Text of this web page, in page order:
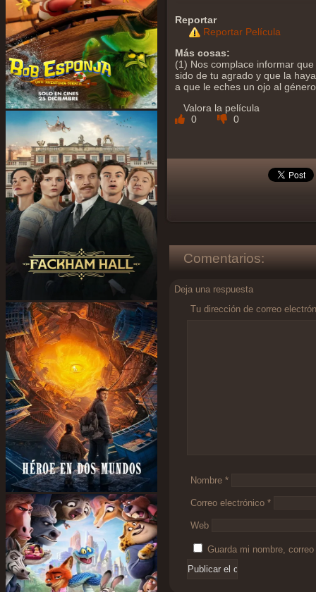
Reportar
Reportar Película
Más cosas:
(1) Nos complace informar
sido de tu agrado y que la
a que le eches un ojo al
Valora la película
0
0
Comentarios:
Deja una respuesta
Tu dirección de correo
Nombre *
Correo electrónico *
Web
Guarda mi nombre,